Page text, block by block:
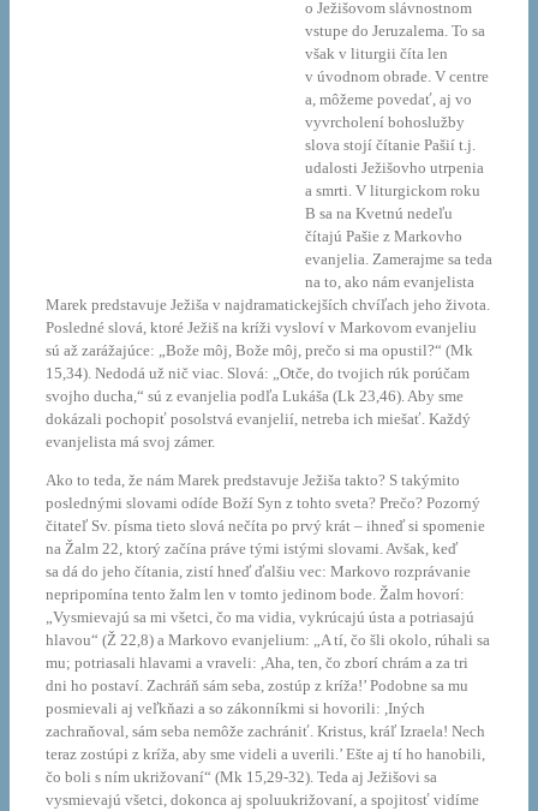
o Ježišovom slávnostnom
vstupe do Jeruzalema. To sa
však v liturgii číta len
v úvodnom obrade. V centre
a, môžeme povedať, aj vo
vyvrcholení bohoslužby
slova stojí čítanie Pašií t.j.
udalosti Ježišovho utrpenia
a smrti. V liturgickom roku
B sa na Kvetnú nedeľu
čítajú Pašie z Markovho
evanjelia. Zamerajme sa teda
na to, ako nám evanjelista
Marek predstavuje Ježiša v najdramatickejších chvíľach jeho života.
Posledné slová, ktoré Ježiš na kríži vysloví v Markovom evanjeliu
sú až zarážajúce: „Bože môj, Bože môj, prečo si ma opustil?“ (Mk
15,34). Nedodá už nič viac. Slová: „Otče, do tvojich rúk porúčam
svojho ducha,“ sú z evanjelia podľa Lukáša (Lk 23,46). Aby sme
dokázali pochopiť posolstvá evanjelií, netreba ich miešať. Každý
evanjelista má svoj zámer.
Ako to teda, že nám Marek predstavuje Ježiša takto? S takýmito
poslednými slovami odíde Boží Syn z tohto sveta? Prečo? Pozorný
čitateľ Sv. písma tieto slová nečíta po prvý krát – ihneď si spomenie
na Žalm 22, ktorý začína práve tými istými slovami. Avšak, keď
sa dá do jeho čítania, zistí hneď ďalšiu vec: Markovo rozprávanie
nepripomína tento žalm len v tomto jedinom bode. Žalm hovorí:
„Vysmievajú sa mi všetci, čo ma vidia, vykrúcajú ústa a potriasajú
hlavou“ (Ž 22,8) a Markovo evanjelium: „A tí, čo šli okolo, rúhali sa
mu; potriasali hlavami a vraveli: ,Aha, ten, čo zborí chrám a za tri
dni ho postaví. Zachráň sám seba, zostúp z kríža!’ Podobne sa mu
posmievali aj veľkňazi a so zákonníkmi si hovorili: ,Iných
zachraňoval, sám seba nemôže zachrániť. Kristus, kráľ Izraela! Nech
teraz zostúpi z kríža, aby sme videli a uverili.’ Ešte aj tí ho hanobili,
čo boli s ním ukrižovaní“ (Mk 15,29-32). Teda aj Ježišovi sa
vysmievajú všetci, dokonca aj spoluukrižovaní, a spojitosť vidíme